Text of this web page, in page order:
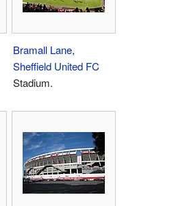
Bramall Lane,
Sheffield United FC
Stadium.